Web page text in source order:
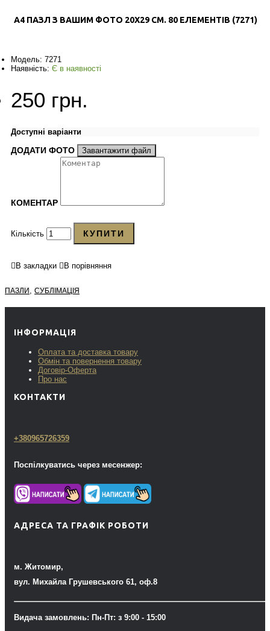
А4 ПАЗЛ З ВАШИМ ФОТО 20Х29 СМ. 80 ЕЛЕМЕНТІВ (7271)
Модель: 7271
Наявність: Є в наявності
250 грн.
Доступні варіанти
ДОДАТИ ФОТО Завантажити файл
КОМЕНТАР
Кількість КУПИТИ
В закладки В порівняння
ПАЗЛИ , СУБЛІМАЦІЯ
ІНФОРМАЦІЯ
Оплата та доставка товару
Обмін та повернення товару
Договір-Оферта
Про нас
КОНТАКТИ
+380965726359
Поспілкуватись через месенжер:
АДРЕСА ТА ГРАФІК РОБОТИ
м. Житомир,
вул. Михайла Грушевського 61, оф.8
Видача замовлень: Пн-Пт: з 9:00 - 15:00